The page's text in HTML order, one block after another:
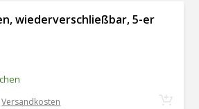
wiederverschließbar, 5-er
Versandkosten